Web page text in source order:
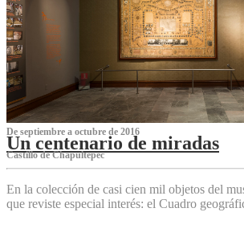
De septiembre a octubre de 2016
Un centenario de miradas
Castillo de Chapultepec
En la colección de casi cien mil objetos del
que reviste especial interés: el Cuadro